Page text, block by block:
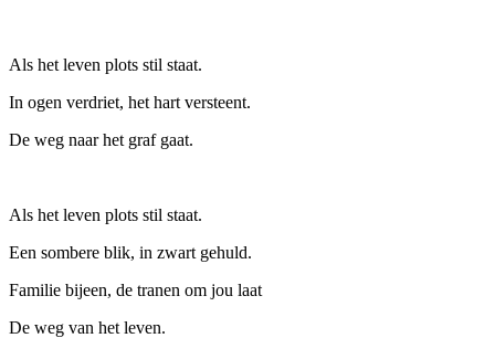
Als het leven plots stil staat.
In ogen verdriet, het hart versteent.
De weg naar het graf gaat.
Als het leven plots stil staat.
Een sombere blik, in zwart gehuld.
Familie bijeen, de tranen om jou laat
De weg van het leven.